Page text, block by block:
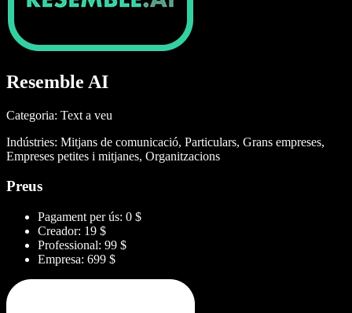
Resemble AI
Categoria: Text a veu
Indústries: Mitjans de comunicació, Particulars, Grans empreses,
Empreses petites i mitjanes, Organitzacions
Preus
Pagament per ús: 0 $
Creador: 19 $
Professional: 99 $
Empresa: 699 $